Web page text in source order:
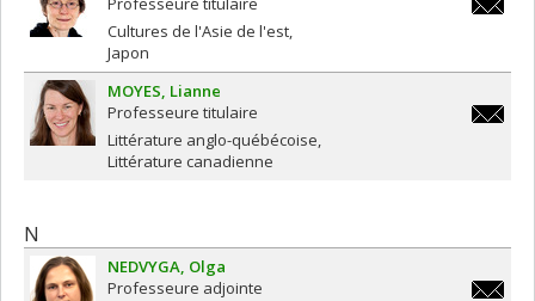
Cultures de l'Asie de l'est
Japon
MOYES Lianne
Professeure titulaire
Littérature anglo-québécoise
Littérature canadienne
N
NEDVYGA Olga
Professeure adjointe